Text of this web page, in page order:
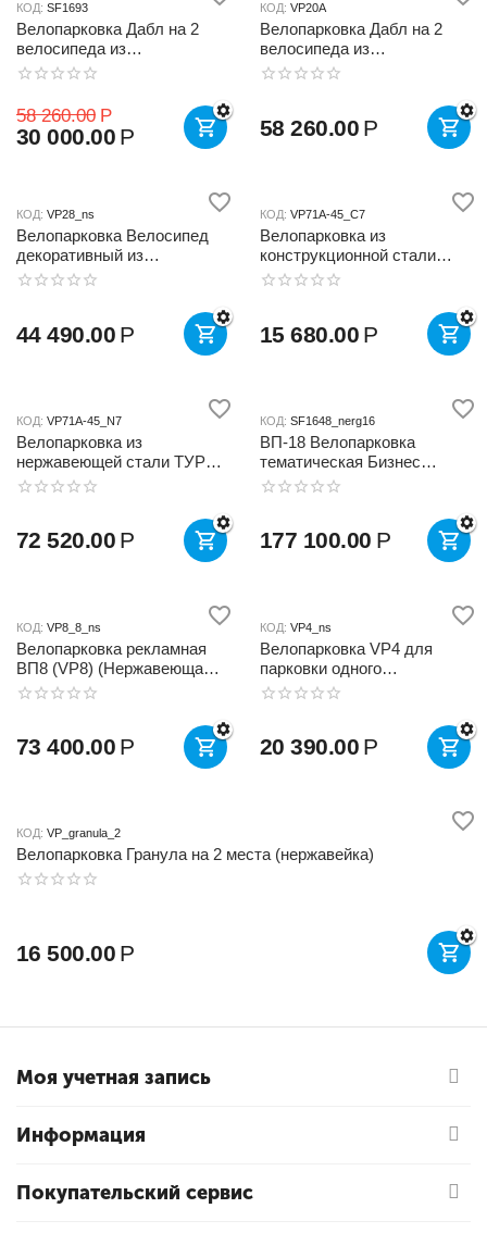
КОД: SF1693
Велопарковка Дабл на 2
велосипеда из
нержавеющей стали
58 260.00 Р
30 000.00 Р
КОД: VP20A
Велопарковка Дабл на 2
велосипеда из
нержавеющей стали VP20A
58 260.00 Р
КОД: VP28_ns
Велопарковка Велосипед
декоративный из
нержавеющей стали (VP28)
44 490.00 Р
КОД: VP71A-45_С7
Велопарковка из
конструкционной стали
ТУР де ФРАНС
15 680.00 Р
КОД: VP71A-45_N7
Велопарковка из
нержавеющей стали ТУР
де ФРАНС
72 520.00 Р
КОД: SF1648_nerg16
ВП-18 Велопарковка
тематическая Бизнес
(нержавеющая сталь)
177 100.00 Р
КОД: VP8_8_ns
Велопарковка рекламная
ВП8 (VP8) (Нержавеющая
сталь)
73 400.00 Р
КОД: VP4_ns
Велопарковка VP4 для
парковки одного
велосипеда (нержавейка)
20 390.00 Р
КОД: VP_granula_2
Велопарковка Гранула на 2 места (нержавейка)
16 500.00 Р
Моя учетная запись
Информация
Покупательский сервис